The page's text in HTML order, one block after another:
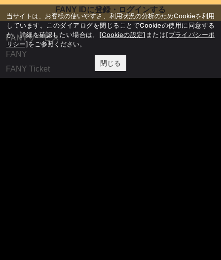
FANY IDに登録・ログインする
FANYサービス
FANY
FANY Ticket
当サイトは、お客様の使いやすさ、利用状況の分析のためCookieを利用
しています。このダイアログを閉じることでCookieの使用に同意する
か、詳細を確認したい場合は、 [Cookieの設定] または[プライバシーポ
リシー]をご参照ください。
閉じる